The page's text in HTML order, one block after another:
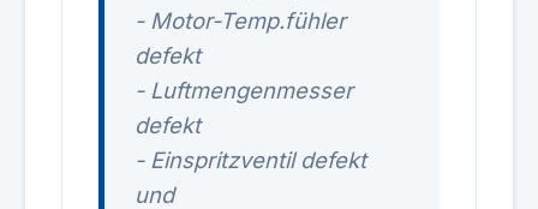
- Motor-Temp.fühler
defekt
- Luftmengenmesser
defekt
- Einspritzventil defekt
und